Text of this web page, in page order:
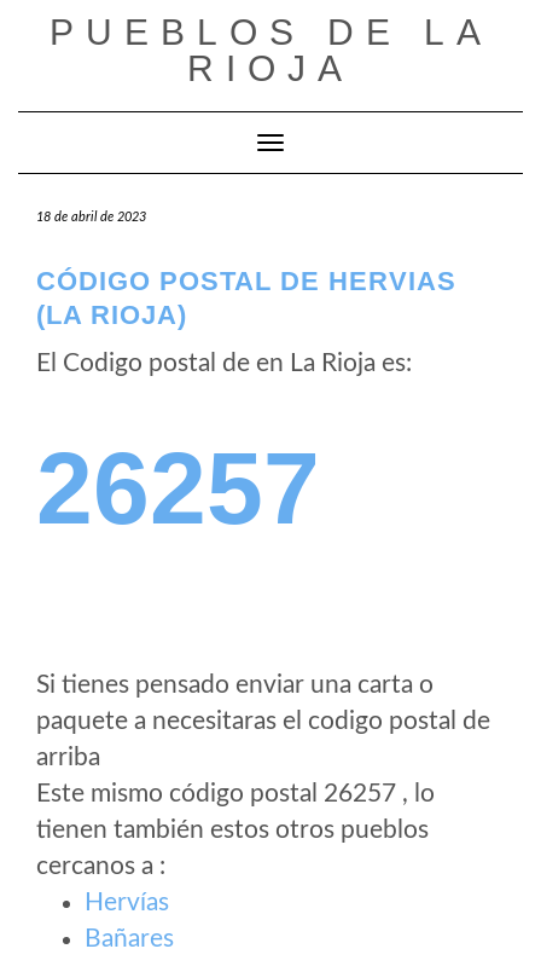
PUEBLOS DE LA
RIOJA
Cambiar modo de navegación
18 de abril de 2023
CÓDIGO POSTAL DE HERVIAS
(LA RIOJA)
El Codigo postal de en La Rioja es:
26257
Si tienes pensado enviar una carta o
paquete a necesitaras el codigo postal de
arriba
Este mismo código postal 26257 , lo
tienen también estos otros pueblos
cercanos a :
Hervías
Bañares